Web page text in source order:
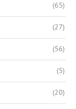
(65)
(27)
(56)
(5)
(20)